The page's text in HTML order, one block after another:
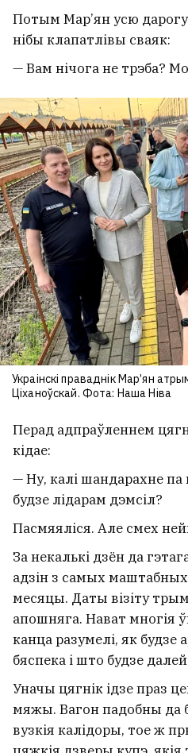
Потым Мар’ян усю дарогу
нібы клапатлівы сваяк:
— Вам нічога не трэба?
Украінскі праваднік Мар’ян
Ціханоўскай. Фота: Наша Ніва
Перад адпраўленнем
кідае:
— Ну, калі шандарахне па
будзе лідарам дэмсіл?
Пасмяяліся. Але смех
За некалькі дзён да
адзін з самых
месяцы. Даты візіту
апошняга. Нават многія
канца разумелі, як будзе
бяспека і што будзе
Уначы цягнік ідзе праз
мяжы. Вагон падобны да
вузкія калідоры, тое ж